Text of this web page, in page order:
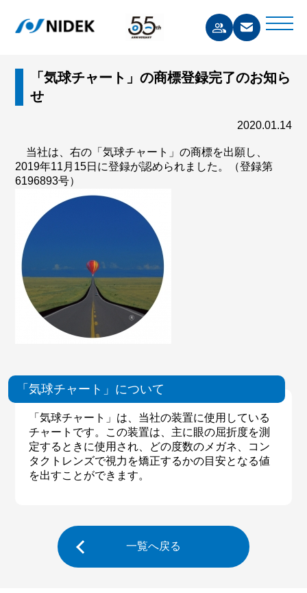
「気球チャート」の商標登録完了のお知ら
せ
2020.01.14
当社は、右の「気球チャート」の商標を出願し、
2019年11月15日に登録が認められました。（登録第
6196893号）
「気球チャート」について
「気球チャート」は、当社の装置に使用している
チャートです。この装置は、主に眼の屈折度を測
定するときに使用され、どの度数のメガネ、コン
タクトレンズで視力を矯正するかの目安となる値
を出すことができます。
一覧へ戻る